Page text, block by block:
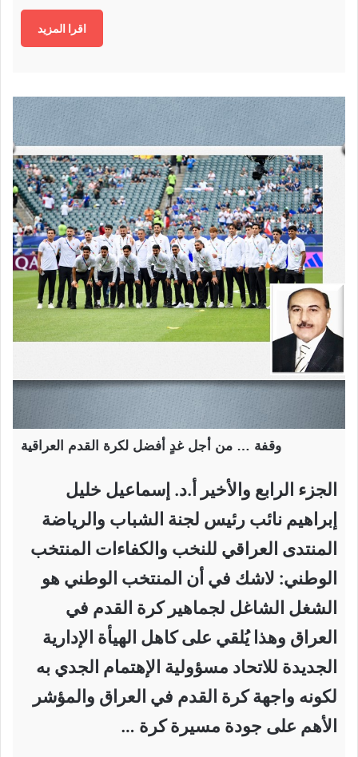
اقرا المزيد
وقفة … من أجل غدٍ أفضل لكرة القدم العراقية
الجزء الرابع والأخير أ.د. إسماعيل خليل
إبراهيم نائب رئيس لجنة الشباب والرياضة
المنتدى العراقي للنخب والكفاءات المنتخب
الوطني: لاشك في أن المنتخب الوطني هو
الشغل الشاغل لجماهير كرة القدم في
العراق وهذا يُلقي على كاهل الهيأة الإدارية
الجديدة للاتحاد مسؤولية الإهتمام الجدي به
لكونه واجهة كرة القدم في العراق والمؤشر
الأهم على جودة مسيرة كرة …